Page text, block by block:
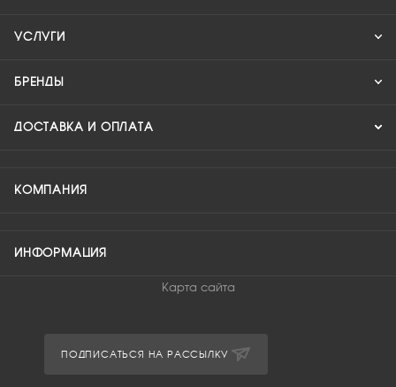
УСЛУГИ
БРЕНДЫ
ДОСТАВКА И ОПЛАТА
КОМПАНИЯ
ИНФОРМАЦИЯ
Карта сайта
ПОДПИСАТЬСЯ НА РАССЫЛКУ